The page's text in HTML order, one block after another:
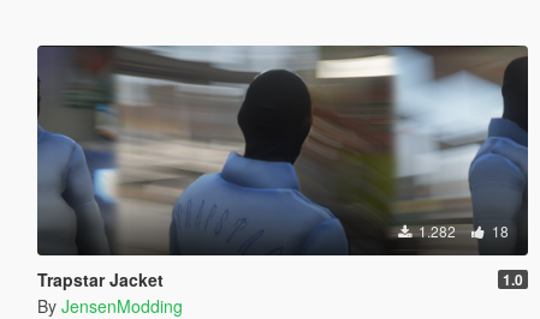
1.282 18
Trapstar Jacket 1.0
By JensenModding